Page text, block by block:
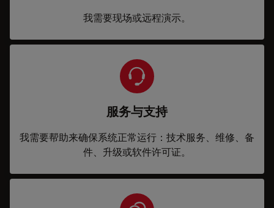
我需要现场或远程演示。
服务与支持
我需要帮助来确保系统正常运行：技术服务、维修、备
件、升级或软件许可证。